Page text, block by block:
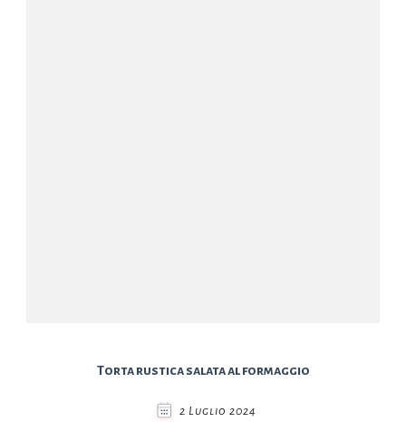
Torta rustica salata al formaggio
2 Luglio 2024